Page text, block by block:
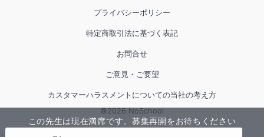
ただし、生徒さんによってやり方は自由に変更可能です。
インプットとアウトプットの割合が１：１になるように心
しかし、変更を希望される場合は遠慮なく仰ってくださ
この先生は現在満席です。 募集再開をお待ちください
プライバシーポリシー
特定商取引法に基づく表記
お問合せ
ご意見・ご要望
カスタマーハラスメントについての当社の考え方
©2026 NoSchool